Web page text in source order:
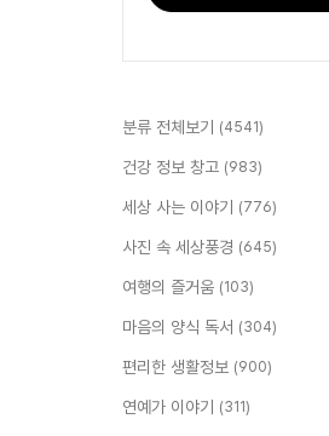
분류 전체보기 (4541)
건강 정보 창고 (983)
세상 사는 이야기 (776)
사진 속 세상풍경 (645)
여행의 즐거움 (103)
마음의 양식 독서 (304)
편리한 생활정보 (900)
연예가 이야기 (311)